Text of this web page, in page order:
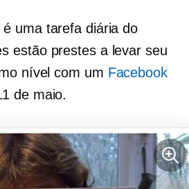
uma tarefa diária do
estão prestes a levar seu
nível com um Facebook
de maio.